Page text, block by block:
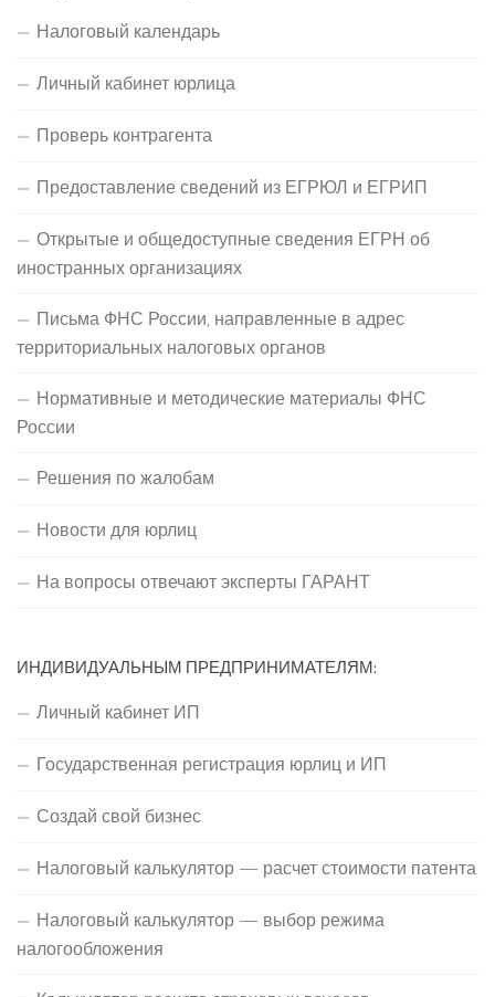
Налоговый календарь
Личный кабинет юрлица
Проверь контрагента
Предоставление сведений из ЕГРЮЛ и ЕГРИП
Открытые и общедоступные сведения ЕГРН об
иностранных организациях
Письма ФНС России, направленные в адрес
территориальных налоговых органов
Нормативные и методические материалы ФНС
России
Решения по жалобам
Новости для юрлиц
На вопросы отвечают эксперты ГАРАНТ
ИНДИВИДУАЛЬНЫМ ПРЕДПРИНИМАТЕЛЯМ:
Личный кабинет ИП
Государственная регистрация юрлиц и ИП
Создай свой бизнес
Налоговый калькулятор — расчет стоимости патента
Налоговый калькулятор — выбор режима
налогообложения